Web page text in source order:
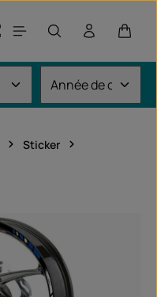
Le
Sticker